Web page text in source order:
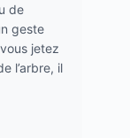
de
geste
jetez
l’arbre, il